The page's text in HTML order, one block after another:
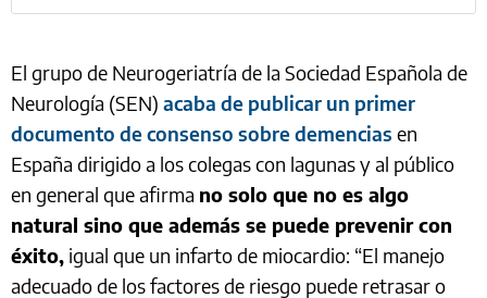
El grupo de Neurogeriatría de la Sociedad Española de
Neurología (SEN) acaba de publicar un primer
documento de consenso sobre demencias en
España dirigido a los colegas con lagunas y al público
en general que afirma no solo que no es algo
natural sino que además se puede prevenir con
éxito, igual que un infarto de miocardio: “El manejo
adecuado de los factores de riesgo puede retrasar o